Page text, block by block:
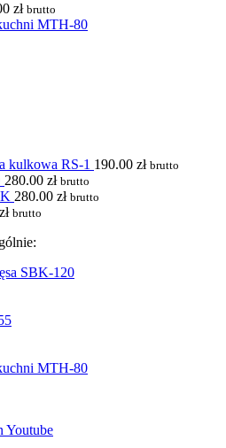
zł brutto
MTH-80
RS-1 190.00 zł brutto
280.00 zł brutto
280.00 zł brutto
zł brutto
SBK-120
MTH-80
Youtube